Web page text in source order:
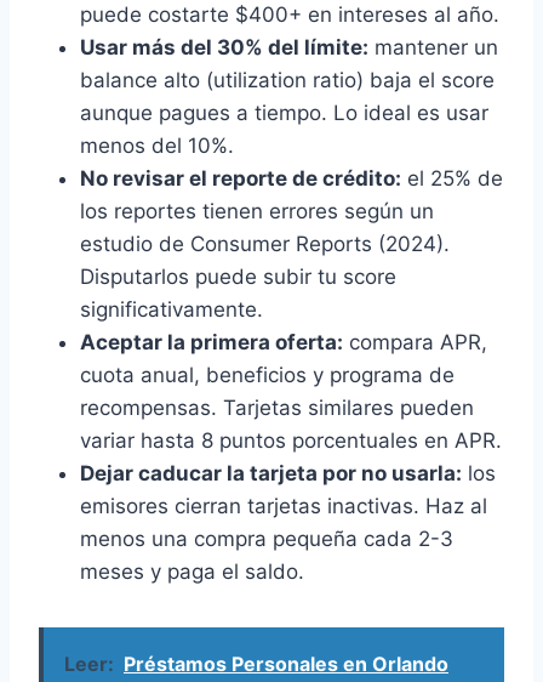
puede costarte $400+ en intereses al año.
Usar más del 30% del límite: mantener un
balance alto (utilization ratio) baja el score
aunque pagues a tiempo. Lo ideal es usar
menos del 10%.
No revisar el reporte de crédito: el 25% de
los reportes tienen errores según un
estudio de Consumer Reports (2024).
Disputarlos puede subir tu score
significativamente.
Aceptar la primera oferta: compara APR,
cuota anual, beneficios y programa de
recompensas. Tarjetas similares pueden
variar hasta 8 puntos porcentuales en APR.
Dejar caducar la tarjeta por no usarla: los
emisores cierran tarjetas inactivas. Haz al
menos una compra pequeña cada 2-3
meses y paga el saldo.
Leer: Préstamos Personales en Orlando